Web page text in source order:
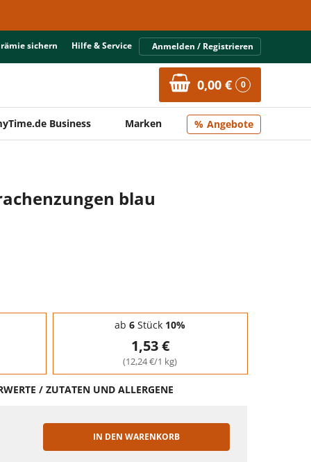
sichern Hilfe & Service Anmelden / Registrieren
0,00 € 0
Business Marken Angebote
blau
ab 6 Stück 10%
1,53 €
(12,24 €/1 kg)
/ ZUTATEN UND ALLERGENE
IN DEN WARENKORB